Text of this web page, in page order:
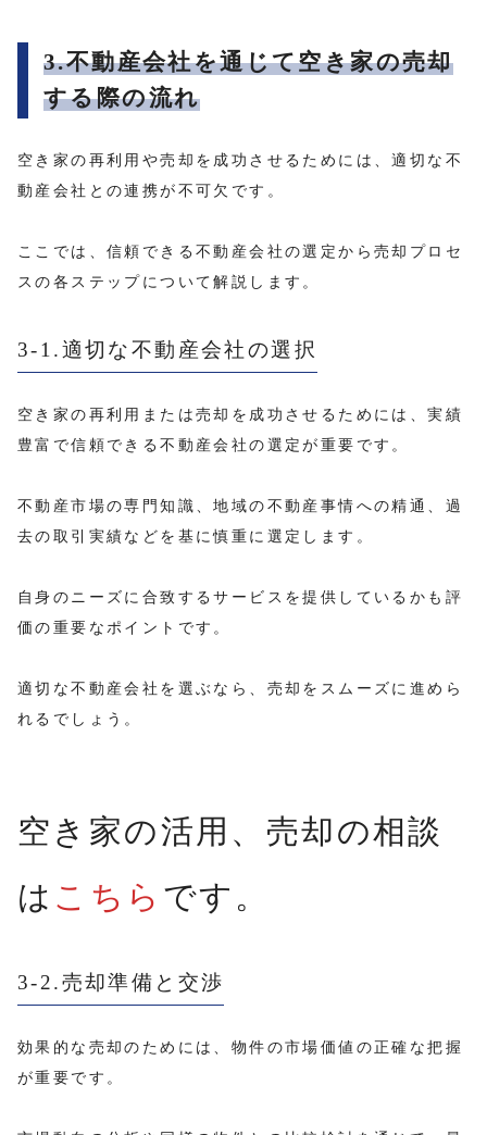
3.不動産会社を通じて空き家の売却
する際の流れ
空き家の再利用や売却を成功させるためには、適切な不
動産会社との連携が不可欠です。
ここでは、信頼できる不動産会社の選定から売却プロセ
スの各ステップについて解説します。
3-1.適切な不動産会社の選択
空き家の再利用または売却を成功させるためには、実績
豊富で信頼できる不動産会社の選定が重要です。
不動産市場の専門知識、地域の不動産事情への精通、過
去の取引実績などを基に慎重に選定します。
自身のニーズに合致するサービスを提供しているかも評
価の重要なポイントです。
適切な不動産会社を選ぶなら、売却をスムーズに進めら
れるでしょう。
空き家の活用、売却の相談
は こちら です。
3-2.売却準備と交渉
効果的な売却のためには、物件の市場価値の正確な把握
が重要です。